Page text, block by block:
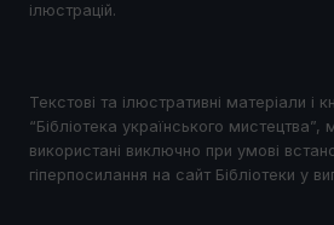
ілюстрацій.
Текстові та ілюстративні матеріали і
“Бібліотека українського мистецтва”,
використані виключно при умові
гіперпосилання на сайт Бібліотеки у